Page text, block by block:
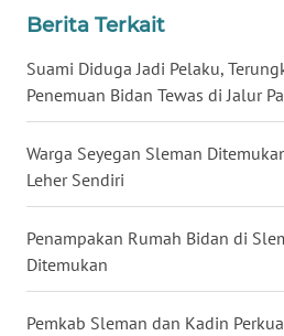
Berita Terkait
Suami Diduga Jadi Pelaku,
Penemuan Bidan Tewas di Jalur
Warga Seyegan Sleman
Leher Sendiri
Penampakan Rumah Bidan di
Ditemukan
Pemkab Sleman dan Kadin
WN
WN